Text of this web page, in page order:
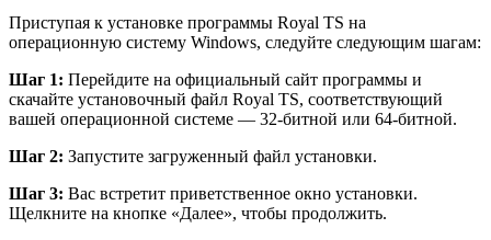
Приступая к установке программы Royal TS на
операционную систему Windows, следуйте следующим шагам:
Шаг 1: Перейдите на официальный сайт программы и
скачайте установочный файл Royal TS, соответствующий
вашей операционной системе — 32-битной или 64-битной.
Шаг 2: Запустите загруженный файл установки.
Шаг 3: Вас встретит приветственное окно установки.
Щелкните на кнопке «Далее», чтобы продолжить.